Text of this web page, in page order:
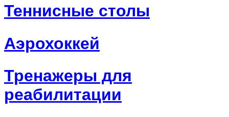
Теннисные столы
Аэрохоккей
Тренажеры для
реабилитации